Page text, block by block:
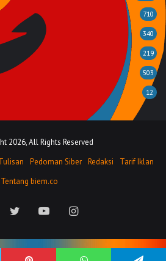
710
340
219
503
12
2026, All Rights Reserved
Pedoman Siber Redaksi
Tarif Iklan
Tentang biem.co
Twitter YouTubeInstagram